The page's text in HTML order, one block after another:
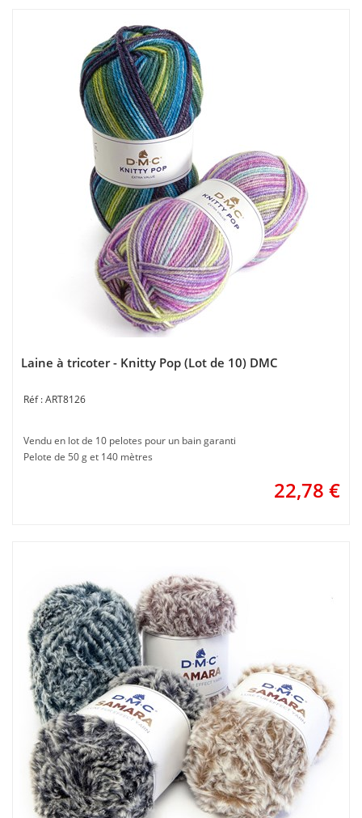
Laine à tricoter - Knitty Pop (Lot de 10) DMC
ART8126
Vendu en lot de 10 pelotes pour un bain garanti
Pelote de 50 g et 140 mètres
22,78 €